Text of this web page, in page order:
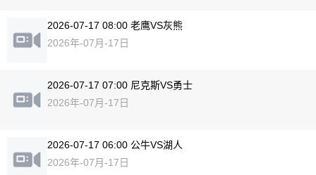
2026-07-17 08:00 老鹰VS灰熊
2026年-07月-17日
2026-07-17 07:00 尼克斯VS勇士
2026年-07月-17日
2026-07-17 06:00 公牛VS湖人
2026年-07月-17日